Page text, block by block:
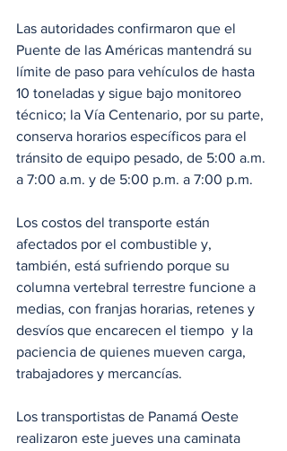
Las autoridades confirmaron que el
Puente de las Américas mantendrá su
límite de paso para vehículos de hasta
10 toneladas y sigue bajo monitoreo
técnico; la Vía Centenario, por su parte,
conserva horarios específicos para el
tránsito de equipo pesado, de 5:00 a.m.
a 7:00 a.m. y de 5:00 p.m. a 7:00 p.m.
Los costos del transporte están
afectados por el combustible y,
también, está sufriendo porque su
columna vertebral terrestre funcione a
medias, con franjas horarias, retenes y
desvíos que encarecen el tiempo  y la
paciencia de quienes mueven carga,
trabajadores y mercancías.
Los transportistas de Panamá Oeste
realizaron este jueves una caminata